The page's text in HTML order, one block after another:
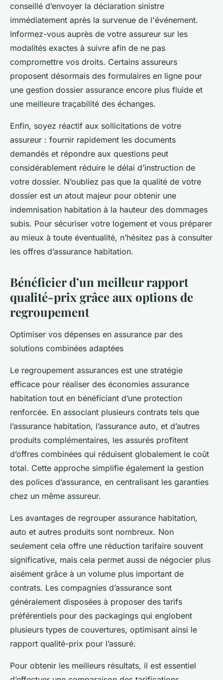
conseillé d’envoyer la déclaration sinistre
immédiatement après la survenue de l'événement.
Informez-vous auprès de votre assureur sur les
modalités exactes à suivre afin de ne pas
compromettre vos droits. Certains assureurs
proposent désormais des formulaires en ligne pour
une gestion dossier assurance encore plus fluide et
une meilleure traçabilité des échanges.
Enfin, soyez réactif aux sollicitations de votre
assureur : fournir rapidement les documents
demandés et répondre aux questions peut
considérablement réduire le délai d’instruction de
votre dossier. N’oubliez pas que la qualité de votre
dossier est un atout majeur pour obtenir une
indemnisation habitation à la hauteur des dommages
subis. Pour sécuriser votre logement et vous préparer
au mieux à toute éventualité, n’hésitez pas à consulter
les offres d’assurance habitation.
Bénéficier d’un meilleur rapport
qualité-prix grâce aux options de
regroupement
Optimiser vos dépenses en assurance par des
solutions combinées adaptées
Le regroupement assurances est une stratégie
efficace pour réaliser des économies assurance
habitation tout en bénéficiant d’une protection
renforcée. En associant plusieurs contrats tels que
l’assurance habitation, l’assurance auto, et d’autres
produits complémentaires, les assurés profitent
d’offres combinées qui réduisent globalement le coût
total. Cette approche simplifie également la gestion
des polices d’assurance, en centralisant les garanties
chez un même assureur.
Les avantages de regrouper assurance habitation,
auto et autres produits sont nombreux. Non
seulement cela offre une réduction tarifaire souvent
significative, mais cela permet aussi de négocier plus
aisément grâce à un volume plus important de
contrats. Les compagnies d’assurance sont
généralement disposées à proposer des tarifs
préférentiels pour des packagings qui englobent
plusieurs types de couvertures, optimisant ainsi le
rapport qualité-prix pour l’assuré.
Pour obtenir les meilleurs résultats, il est essentiel